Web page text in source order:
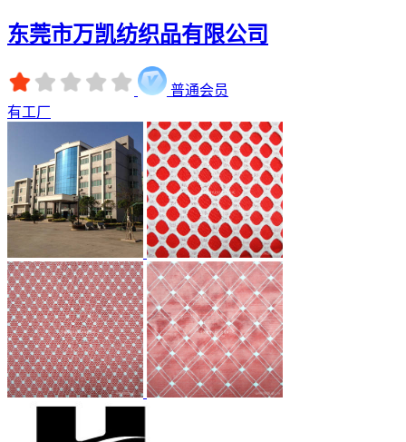
东莞市万凯纺织品有限公司
普通会员
有工厂